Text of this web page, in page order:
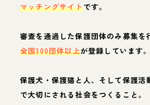
マッチングサイトです。
審査を通過した保護団体のみ募集を
全国300団体以上が登録しています。
保護犬・保護猫と人、そして保護活
で大切にされる社会をつくること。